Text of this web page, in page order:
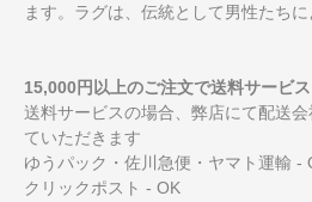
ます。ラグは、伝統として男性たちに
15,000円以上のご注文で送料サービス
送料サービスの場合、弊店にて配送
ていただきます
ゆうパック・佐川急便・ヤマト運輸 -
クリックポスト - OK